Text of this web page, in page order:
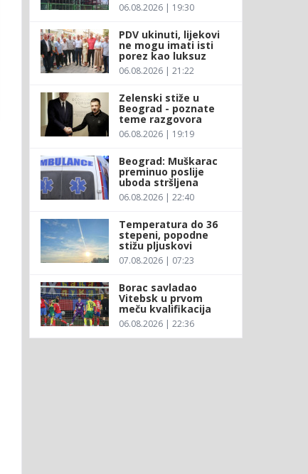
06.08.2026 | 19:30
PDV ukinuti, lijekovi
ne mogu imati isti
porez kao luksuz
06.08.2026 | 21:22
Zelenski stiže u
Beograd - poznate
teme razgovora
06.08.2026 | 19:19
Beograd: Muškarac
preminuo poslije
uboda stršljena
06.08.2026 | 22:40
Temperatura do 36
stepeni, popodne
stižu pljuskovi
07.08.2026 | 07:23
Borac savladao
Vitebsk u prvom
meču kvalifikacija
06.08.2026 | 22:36